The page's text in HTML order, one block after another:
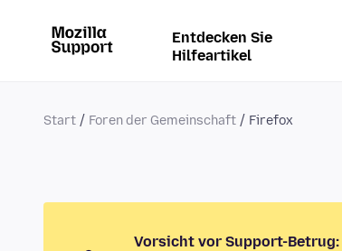
Entdecken Sie
Hilfeartikel
Start Foren der Gemeinschaft Firefox
Vorsicht vor Support-Betrug: